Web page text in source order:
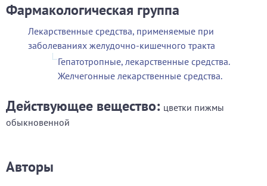
Фармакологическая группа
Лекарственные средства, применяемые при
заболеваниях желудочно-кишечного тракта
Гепатотропные, лекарственные средства.
Желчегонные лекарственные средства.
Действующее вещество: цветки пижмы
обыкновенной
Авторы